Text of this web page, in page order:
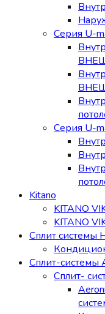
Серия U-
Серия U-
Kitano
KITANO
KITANO
Сплит системы
Сплит-системы
Сплит-